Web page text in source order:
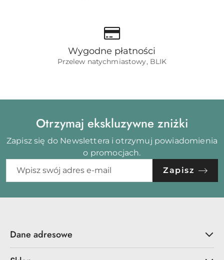
Wygodne płatności
Przelew natychmiastowy, BLIK
Otrzymaj ekskluzywne zniżki
Zapisz się do Newslettera i otrzymuj powiadomienia
o promocjach.
Zapisz
Dane adresowe